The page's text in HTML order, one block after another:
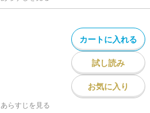
カートに入れる
試し読み
お気に入り
あらすじを見る